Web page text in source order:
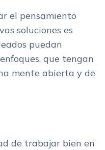
el pensamiento
soluciones es
puedan
que tengan
mente abierta y de
de trabajar bien en